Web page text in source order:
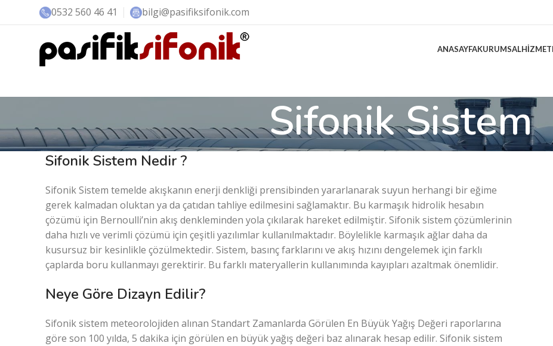
0532 560 46 41 bilgi@pasifiksifonik.com
ANASAYFAKURUMSAL
Sifonik Sistem
Sifonik Sistem Nedir ?
Sifonik Sistem temelde akışkanın enerji denkliği prensibinden yararlanarak suyun herhangi bir eğime
gerek kalmadan oluktan ya da çatıdan tahliye edilmesini sağlamaktır. Bu karmaşık hidrolik hesabın
çözümü için Bernoulli’nin akış denkleminden yola çıkılarak hareket edilmiştir. Sifonik sistem çözümlerinin
daha hızlı ve verimli çözümü için çeşitli yazılımlar kullanılmaktadır. Böylelikle karmaşık ağlar daha da
kusursuz bir kesinlikle çözülmektedir. Sistem, basınç farklarını ve akış hızını dengelemek için farklı
çaplarda boru kullanmayı gerektirir. Bu farklı materyallerin kullanımında kayıpları azaltmak önemlidir.
Neye Göre Dizayn Edilir?
Sifonik sistem meteorolojiden alınan Standart Zamanlarda Görülen En Büyük Yağış Değeri raporlarına
göre son 100 yılda, 5 dakika için görülen en büyük yağış değeri baz alınarak hesap edilir. Sifonik sistem